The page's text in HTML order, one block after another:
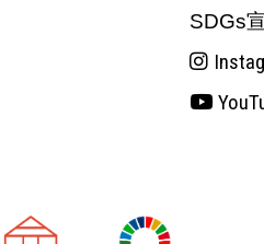
SDGs
天理市の注文